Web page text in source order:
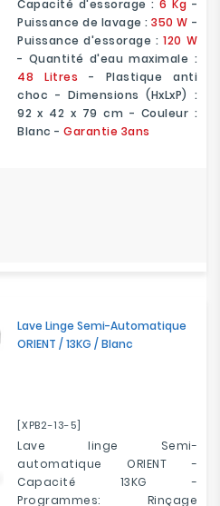
Capacité d'essorage : 6 Kg -
Puissance de lavage :350 W -
Puissance d'essorage :120 W
- Quantité d'eau maximale :
48 Litres - Plastique anti
choc - Dimensions (HxLxP) :
92 x 42 x 79 cm - Couleur :
Blanc - Garantie 3ans
Lave Linge Semi-Automatique
ORIENT / 13KG / Blanc
[XPB2-13-5]
Lave linge Semi-
automatique ORIENT -
Capacité 13KG -
Programmes: Rinçage